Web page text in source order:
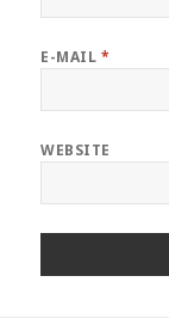
E-MAIL *
WEBSITE